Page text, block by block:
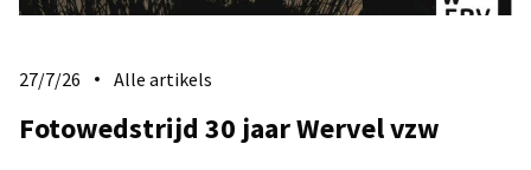
27/7/26 Alle artikels
Fotowedstrijd 30 jaar Wervel vzw